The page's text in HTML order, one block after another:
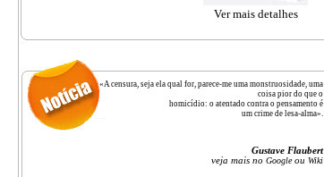
Ver mais detalhes
«A censura, seja ela qual for, parece-me uma monstruosidade, uma
coisa pior do que o
homicídio: o atentado contra o pensamento é
um crime de lesa-alma».
Gustave Flaubert
veja mais no Googleou Wiki